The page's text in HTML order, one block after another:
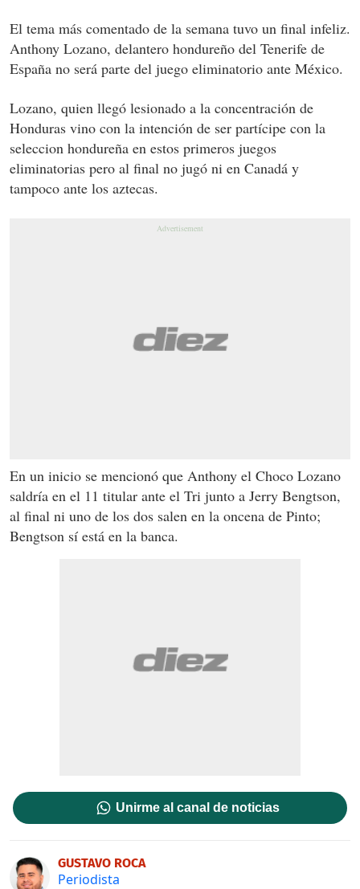
El tema más comentado de la semana tuvo un final infeliz.
Anthony Lozano, delantero hondureño del Tenerife de
España no será parte del juego eliminatorio ante México.
Lozano, quien llegó lesionado a la concentración de
Honduras vino con la intención de ser partícipe con la
seleccion hondureña en estos primeros juegos
eliminatorias pero al final no jugó ni en Canadá y
tampoco ante los aztecas.
En un inicio se mencionó que Anthony el Choco Lozano
saldría en el 11 titular ante el Tri junto a Jerry Bengtson,
al final ni uno de los dos salen en la oncena de Pinto;
Bengtson sí está en la banca.
Unirme al canal de noticias
GUSTAVO ROCA
Periodista